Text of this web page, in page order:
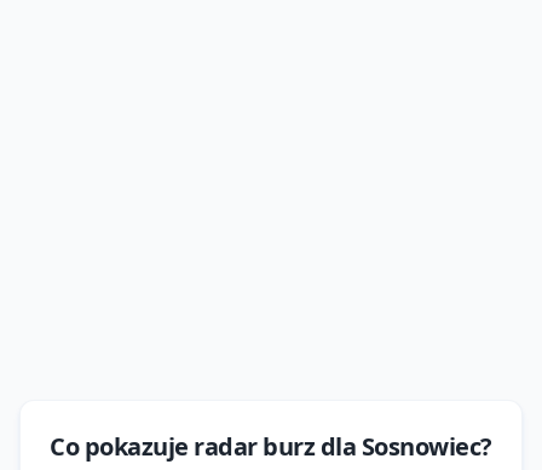
Co pokazuje radar burzdla Sosnowiec?